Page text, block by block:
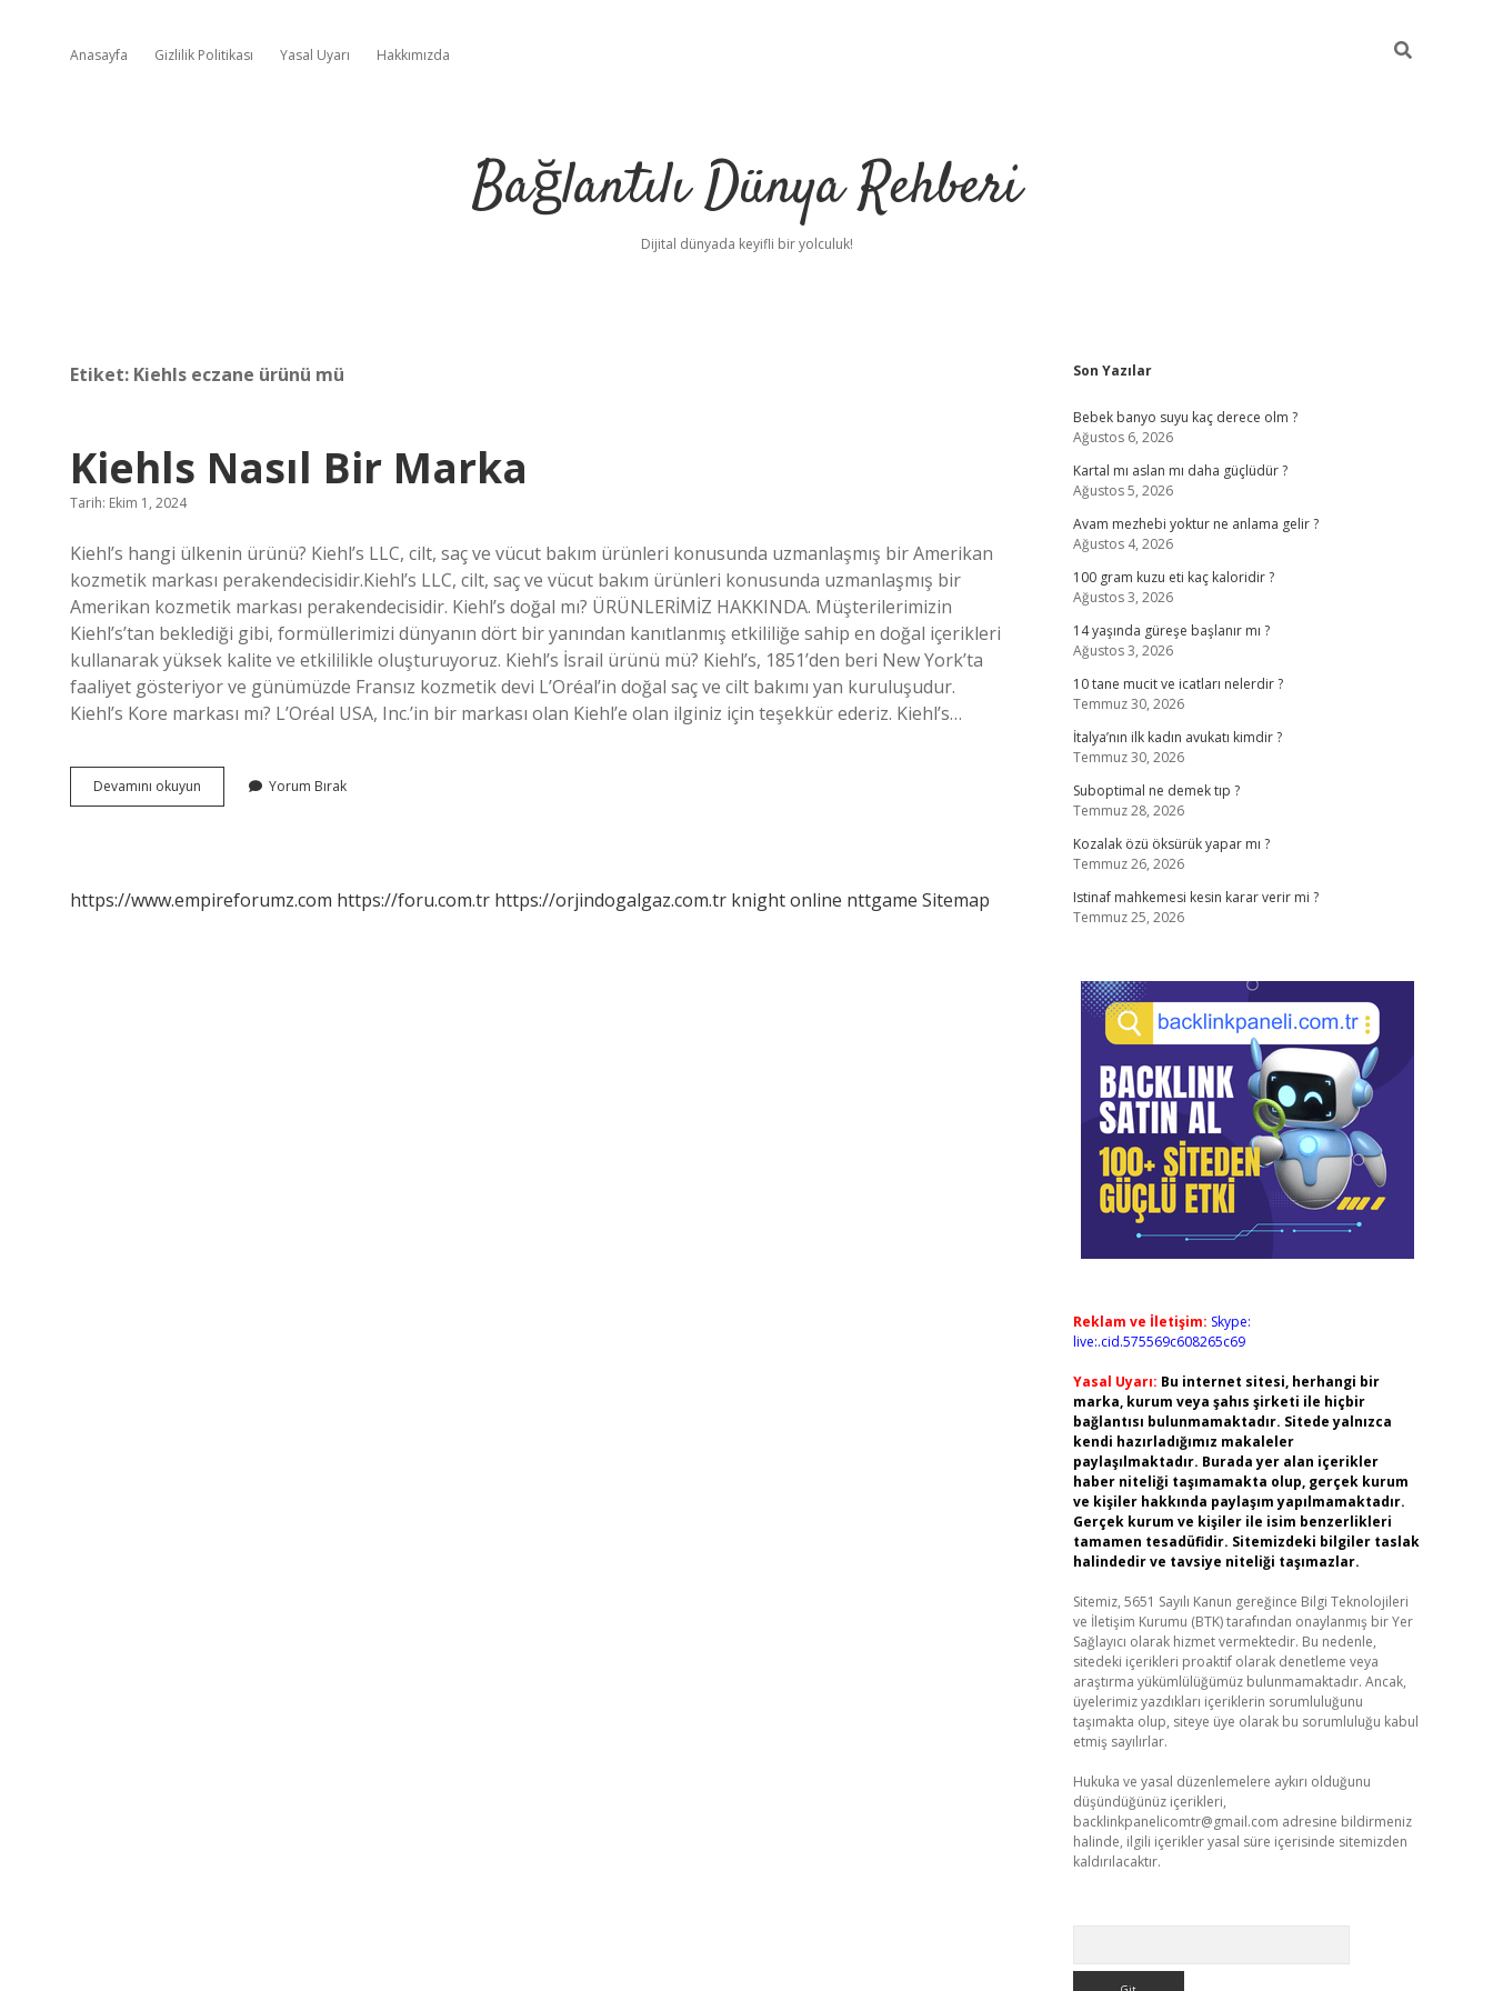
Anasayfa Gizlilik Politikası Yasal Uyarı Hakkımızda
Bağlantılı Dünya Rehberi
Dijital dünyada keyifli bir yolculuk!
Etiket: Kiehls eczane ürünü mü
Kiehls Nasıl Bir Marka
Tarih: Ekim 1, 2024
Kiehl’s hangi ülkenin ürünü? Kiehl’s LLC, cilt, saç ve vücut bakım ürünleri konusunda uzmanlaşmış bir Amerikan
kozmetik markası perakendecisidir.Kiehl’s LLC, cilt, saç ve vücut bakım ürünleri konusunda uzmanlaşmış bir
Amerikan kozmetik markası perakendecisidir. Kiehl’s doğal mı? ÜRÜNLERİMİZ HAKKINDA. Müşterilerimizin
Kiehl’s’tan beklediği gibi, formüllerimizi dünyanın dört bir yanından kanıtlanmış etkililiğe sahip en doğal içerikleri
kullanarak yüksek kalite ve etkililikle oluşturuyoruz. Kiehl’s İsrail ürünü mü? Kiehl’s, 1851’den beri New York’ta
faaliyet gösteriyor ve günümüzde Fransız kozmetik devi L’Oréal’in doğal saç ve cilt bakımı yan kuruluşudur.
Kiehl’s Kore markası mı? L’Oréal USA, Inc.’in bir markası olan Kiehl’e olan ilginiz için teşekkür ederiz. Kiehl’s…
Devamını okuyun
Nasıl
Yorum Bırak
https://www.empireforumz.com https://foru.com.tr https://orjindogalgaz.com.tr knight online nttgame Sitemap
Sidebar
Son Yazılar
Bebek banyo suyu kaç derece olm ?
Ağustos 6, 2026
Kartal mı aslan mı daha güçlüdür ?
Ağustos 5, 2026
Avam mezhebi yoktur ne anlama gelir ?
Ağustos 4, 2026
100 gram kuzu eti kaç kaloridir ?
Ağustos 3, 2026
14 yaşında güreşe başlanır mı ?
Ağustos 3, 2026
10 tane mucit ve icatları nelerdir ?
Temmuz 30, 2026
İtalya’nın ilk kadın avukatı kimdir ?
Temmuz 30, 2026
Suboptimal ne demek tıp ?
Temmuz 28, 2026
Kozalak özü öksürük yapar mı ?
Temmuz 26, 2026
Istinaf mahkemesi kesin karar verir mi ?
Temmuz 25, 2026
Reklam ve İletişim: Skype:
live:.cid.575569c608265c69
Yasal Uyarı: Bu internet sitesi, herhangi bir
marka, kurum veya şahıs şirketi ile hiçbir
bağlantısı bulunmamaktadır. Sitede yalnızca
kendi hazırladığımız makaleler
paylaşılmaktadır. Burada yer alan içerikler
haber niteliği taşımamakta olup, gerçek kurum
ve kişiler hakkında paylaşım yapılmamaktadır.
Gerçek kurum ve kişiler ile isim benzerlikleri
tamamen tesadüfidir. Sitemizdeki bilgiler taslak
halindedir ve tavsiye niteliği taşımazlar.
Sitemiz, 5651 Sayılı Kanun gereğince Bilgi Teknolojileri
ve İletişim Kurumu (BTK) tarafından onaylanmış bir Yer
Sağlayıcı olarak hizmet vermektedir. Bu nedenle,
sitedeki içerikleri proaktif olarak denetleme veya
araştırma yükümlülüğümüz bulunmamaktadır. Ancak,
üyelerimiz yazdıkları içeriklerin sorumluluğunu
taşımakta olup, siteye üye olarak bu sorumluluğu kabul
etmiş sayılırlar.
Hukuka ve yasal düzenlemelere aykırı olduğunu
düşündüğünüz içerikleri,
backlinkpanelicomtr@gmail.com adresine bildirmeniz
halinde, ilgili içerikler yasal süre içerisinde sitemizden
kaldırılacaktır.
deneme bonusu veren bahis siteleri